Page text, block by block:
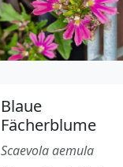
Blaue
Fächerblume
Scaevola aemula